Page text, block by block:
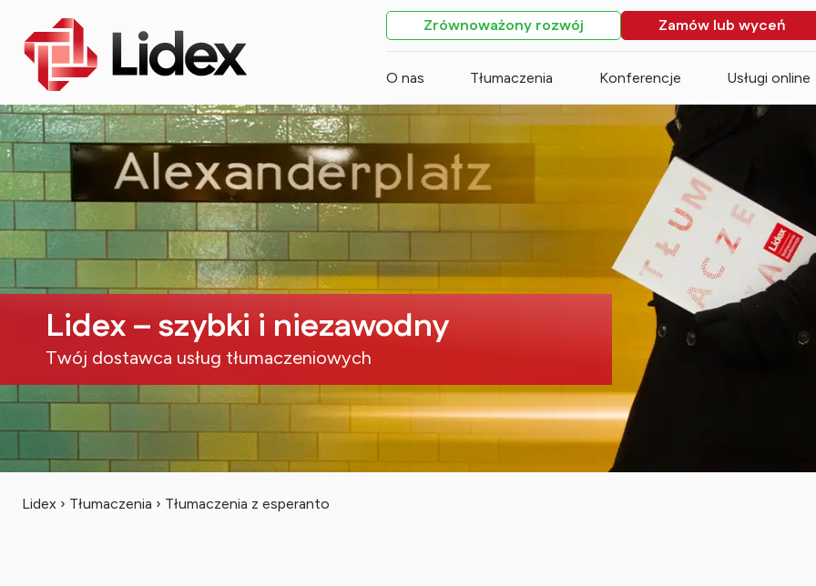
Zrównoważony rozwój Zamów lub wyceń
O nas Tłumaczenia Konferencje Usługi online
Lidex – szybki i niezawodny
Twój dostawca usług tłumaczeniowych
Lidex › Tłumaczenia › Tłumaczenia z esperanto